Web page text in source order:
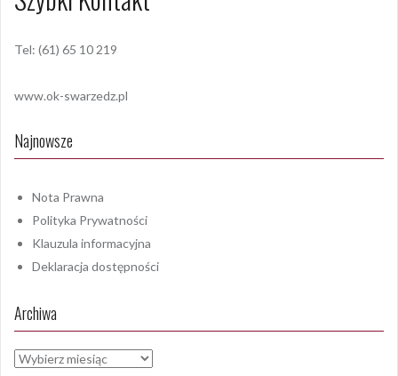
Tel: (61) 65 10 219
www.ok-swarzedz.pl
Najnowsze
Nota Prawna
Polityka Prywatności
Klauzula informacyjna
Deklaracja dostępności
Archiwa
Archiwa